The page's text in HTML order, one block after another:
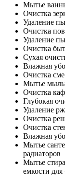
Мытье
Очистка
Удаление
Очистка
Удаление
Очистка
Сухая
Влажная
Очистка
Мытье
Очистка
Глубокая
Удаление
Очистка
Очистка
Влажная
Мытье
радиаторов
Мытье
емкости